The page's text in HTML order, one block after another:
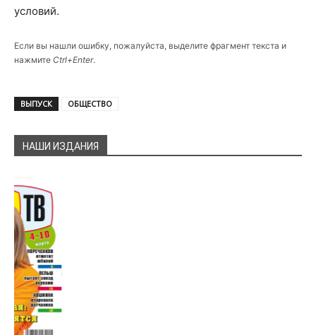
условий.
Если вы нашли ошибку, пожалуйста, выделите фрагмент текста и
нажмите Ctrl+Enter.
ВЫПУСК ОБЩЕСТВО
НАШИ ИЗДАНИЯ